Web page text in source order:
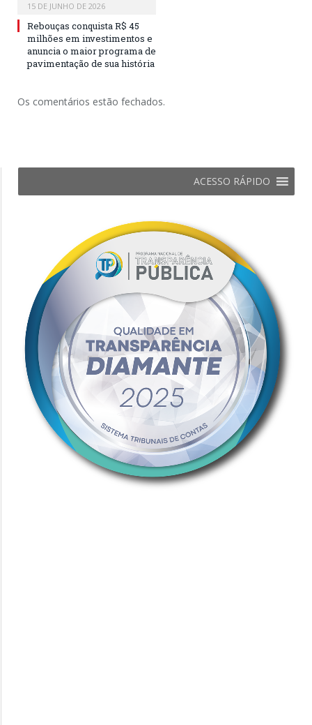
15 DE JUNHO DE 2026
Rebouças conquista R$ 45
milhões em investimentos e
anuncia o maior programa de
pavimentação de sua história
Os comentários estão fechados.
ACESSO RÁPIDO